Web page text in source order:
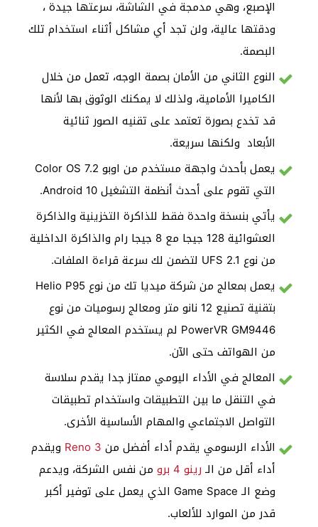
الإصبع، وهي مدمجة في الشاشة، سرعتها جيدة ،
ودقتها عالية، ولن تجد أي مشاكل أثناء استخدام تلك
البصمة.
النوع الثاني من الأمان بصمة الوجه، تعمل من خلال
الكاميرا الأمامية، ولذلك لا يمكنك الوثوق بها لأنها
قد تخدع بصورة تعتمد على تقنيه الصور ثنائية
الأبعاد ولكنها سريعة.
يعمل بأحدث واجهة مستخدم من اوبو Color OS 7.2
التي تقوم على أحدث أنظمة التشغيل Android 10.
يأتي بنسخة واحدة فقط للذاكرة التخزينية والذاكرة
العشوائية 128 جيجا مع 8 جيجا رام والذاكرة الداخلية
من نوع UFS 2.1 لتضمن لك سرعة قراءة الملفات.
يعمل بمعالج من شركة ميديا تك من نوع Helio P95
بتقنية تصنيع 12 نانو متر ومعالج رسوميات من نوع
PowerVR GM9446 لم يستخدم المعالج في الكثير
من الهواتف حتى الآن.
المعالج في الأداء اليومي ممتاز جدا يقدم سلاسة
في التنقل ما بين التطبيقات واستخدام تطبيقات
التواصل الاجتماعي والمهام الأساسية الأخرى.
الأداء الرسومي يقدم أداء أفضل من Reno 3 ويقدم
أداء أقل من الـ رينو 4 برو
من نفس الشركة، ويدعم
وضع الـ Game Space الذي يعمل على توفير أكبر
قدر من الموارد للألعاب.